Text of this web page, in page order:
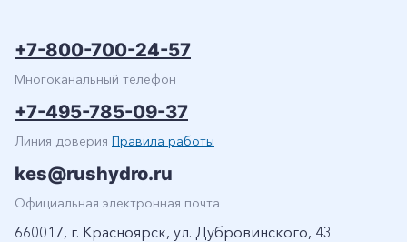
+7-800-700-24-57
Многоканальный телефон
+7-495-785-09-37
Линия доверия Правила работы
kes@rushydro.ru
Официальная электронная почта
660017, г. Красноярск, ул. Дубровинского, 43